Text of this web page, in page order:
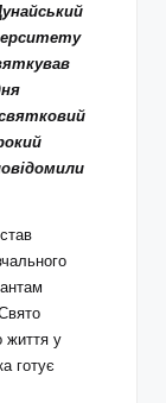
життя у
готує